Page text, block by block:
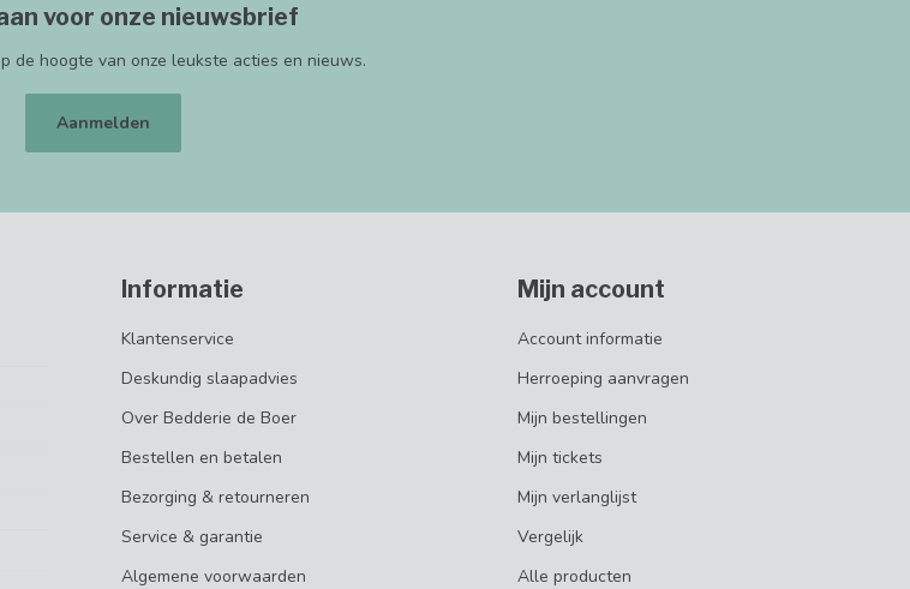
voor onze nieuwsbrief
de hoogte van onze leukste acties en nieuws.
Aanmelden
Informatie
Klantenservice
Deskundig slaapadvies
Over Bedderie de Boer
Bestellen en betalen
Bezorging & retourneren
Service & garantie
Algemene voorwaarden
Mijn account
Account informatie
Herroeping aanvragen
Mijn bestellingen
Mijn tickets
Mijn verlanglijst
Vergelijk
Alle producten